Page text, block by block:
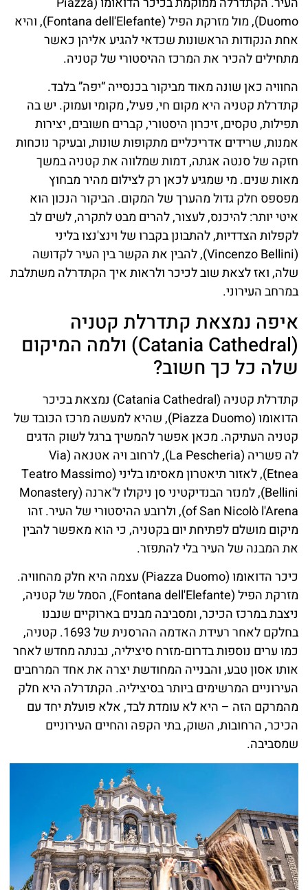
Duomo), מול מזרקת הפיל (Fontana dell'Elefante), והיא
אחת הנקודות הראשונות שכדאי להגיע אליהן כאשר
מתחילים להכיר את המרכז ההיסטורי של קטניה.
החוויה כאן שונה מאוד מביקור בכנסייה “יפה” בלבד.
קתדרלת קטניה היא מקום חי, פעיל, מקומי ועמוק. יש בה
תפילות, טקסים, זיכרון היסטורי, קברים חשובים, יצירות
אמנות, שרידים אדריכליים מתקופות שונות, ובעיקר נוכחות
חזקה של סנטה אגתה, דמות שמלווה את קטניה במשך
מאות שנים. מי שמגיע לכאן רק לצילום מהיר מבחוץ
מפספס חלק גדול מהערך של המקום. הביקור הנכון הוא
איטי יותר: להיכנס, לעצור, להרים מבט לתקרה, לשים לב
לקפלות הצדדיות, להתבונן בקברו של וינצ'נצו בליני
(Vincenzo Bellini), להבין את הקשר בין העיר לקדושה
שלה, ואז לצאת שוב לכיכר ולראות איך הקתדרלה משתלבת
במרחב העירוני.
איפה נמצאת קתדרלת קטניה
(Catania Cathedral) ולמה המיקום
שלה כל כך חשוב?
קתדרלת קטניה (Catania Cathedral) נמצאת בכיכר
הדואומו (Piazza Duomo), שהיא למעשה מרכז הכובד של
קטניה העתיקה. מכאן אפשר להמשיך ברגל לשוק הדגים
לה פשריה (La Pescheria), לרחוב ויה אטנאה (Via
Etnea), לאזור תיאטרון מאסימו בליני (Teatro Massimo
Bellini), למנזר הבנדיקטיני סן ניקולו ל'ארנה (Monastery
of San Nicolò l'Arena), ולרובע ההיסטורי של העיר. זהו
מיקום מושלם לפתיחת יום בקטניה, כי הוא מאפשר להבין
את המבנה של העיר בלי להתפזר.
כיכר הדואומו (Piazza Duomo) עצמה היא חלק מהחוויה.
מזרקת הפיל (Fontana dell'Elefante), הסמל של קטניה,
ניצבת במרכז הכיכר, ומסביבה מבנים בארוקיים שנבנו
בחלקם לאחר רעידת האדמה ההרסנית של 1693. קטניה,
כמו ערים נוספות בדרום-מזרח סיציליה, נבנתה מחדש לאחר
אותו אסון טבע, והבנייה המחודשת יצרה את אחד המרחבים
העירוניים המרשימים ביותר בסיציליה. הקתדרלה היא חלק
מהמרקם הזה – היא לא עומדת לבד, אלא פועלת יחד עם
הכיכר, הרחובות, השוק, בתי הקפה והחיים העירוניים
שמסביבה.